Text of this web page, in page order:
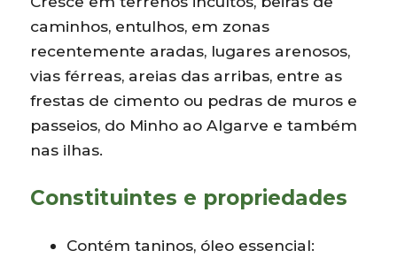
caminhos, entulhos, em zonas
recentemente aradas, lugares arenosos,
vias férreas, areias das arribas, entre as
frestas de cimento ou pedras de muros e
passeios, do Minho ao Algarve e também
nas ilhas.
Constituintes e propriedades
Contém taninos, óleo essencial: